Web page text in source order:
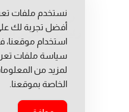
رئيس التحرير:
رئيس التحرير
مديرة
نستخدم ملفات
أفضل تجربة لك
استخدام
سياسة ملفات
لمزيد من
الخاصة بموقعنا.